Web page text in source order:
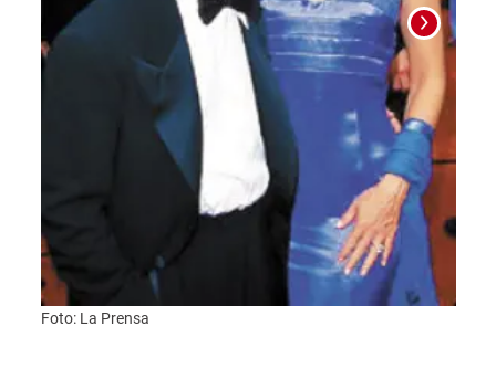
Foto: La Prensa